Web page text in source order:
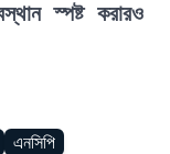
স্পষ্ট করারও
এনসিপি